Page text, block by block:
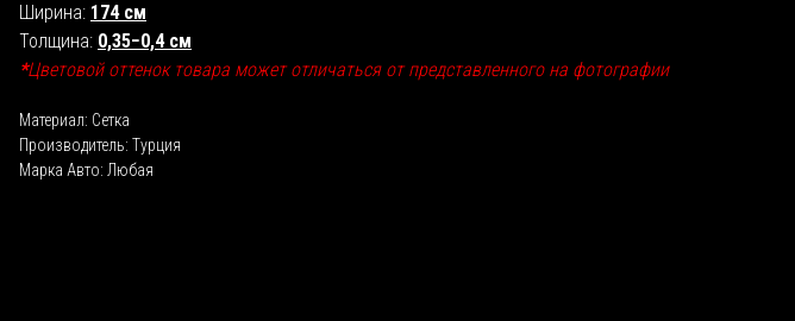
Ширина: 174 см
Толщина: 0,35−0,4 см
*Цветовой оттенок товара может отличаться от представленного на фотографии
Материал: Сетка
Производитель: Турция
Марка Авто: Любая